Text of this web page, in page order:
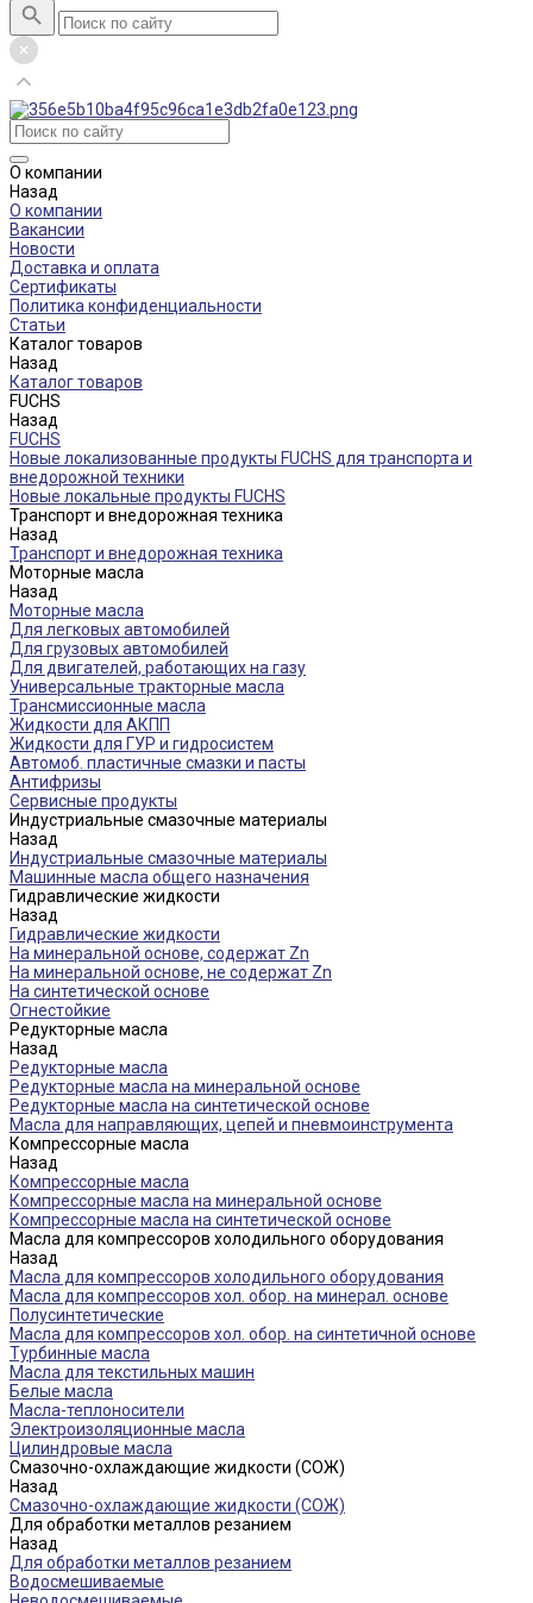
О компании
Назад
О компании
Вакансии
Новости
Доставка и оплата
Сертификаты
Политика конфиденциальности
Статьи
Каталог товаров
Назад
Каталог товаров
FUCHS
Назад
FUCHS
Новые локализованные продукты FUCHS для транспорта и
внедорожной техники
Новые локальные продукты FUCHS
Транспорт и внедорожная техника
Назад
Транспорт и внедорожная техника
Моторные масла
Назад
Моторные масла
Для легковых автомобилей
Для грузовых автомобилей
Для двигателей, работающих на газу
Универсальные тракторные масла
Трансмиссионные масла
Жидкости для АКПП
Жидкости для ГУР и гидросистем
Автомоб. пластичные смазки и пасты
Антифризы
Сервисные продукты
Индустриальные смазочные материалы
Назад
Индустриальные смазочные материалы
Машинные масла общего назначения
Гидравлические жидкости
Назад
Гидравлические жидкости
На минеральной основе, содержат Zn
На минеральной основе, не содержат Zn
На синтетической основе
Огнестойкие
Редукторные масла
Назад
Редукторные масла
Редукторные масла на минеральной основе
Редукторные масла на синтетической основе
Масла для направляющих, цепей и пневмоинструмента
Компрессорные масла
Назад
Компрессорные масла
Компрессорные масла на минеральной основе
Компрессорные масла на синтетической основе
Масла для компрессоров холодильного оборудования
Назад
Масла для компрессоров холодильного оборудования
Масла для компрессоров хол. обор. на минерал. основе
Полусинтетические
Масла для компрессоров хол. обор. на синтетичной основе
Турбинные масла
Масла для текстильных машин
Белые масла
Масла-теплоносители
Электроизоляционные масла
Цилиндровые масла
Смазочно-охлаждающие жидкости (СОЖ)
Назад
Смазочно-охлаждающие жидкости (СОЖ)
Для обработки металлов резанием
Назад
Для обработки металлов резанием
Водосмешиваемые